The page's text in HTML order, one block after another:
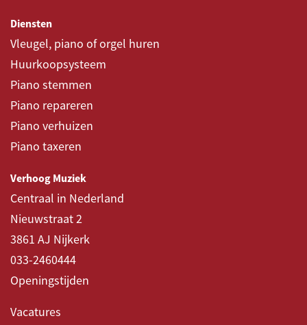
Diensten
Vleugel, piano of orgel huren
Huurkoopsysteem
Piano stemmen
Piano repareren
Piano verhuizen
Piano taxeren
Verhoog Muziek
Centraal in Nederland
Nieuwstraat 2
3861 AJ Nijkerk
033-2460444
Openingstijden
Vacatures